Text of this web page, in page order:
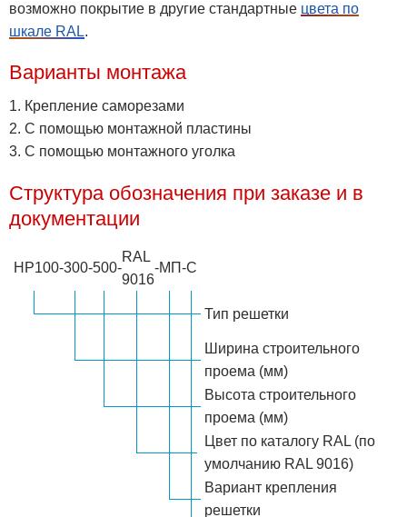
возможно покрытие в другие стандартные цвета по
шкале RAL.
Варианты монтажа
1. Крепление саморезами
2. С помощью монтажной пластины
3. С помощью монтажного уголка
Структура обозначения при заказе и в
документации
НР100-300-500-
RAL
9016
-МП-С
Тип решетки
Ширина строительного
проема (мм)
Высота строительного
проема (мм)
Цвет по каталогу RAL (по
умолчанию RAL 9016)
Вариант крепления
решетки